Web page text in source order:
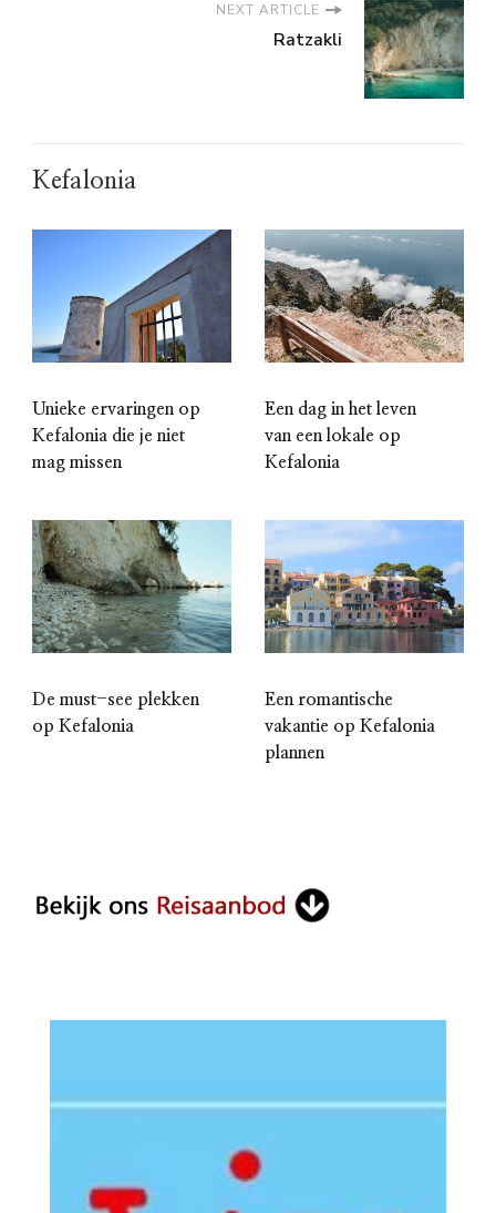
NEXT ARTICLE
Ratzakli
Kefalonia
Unieke ervaringen op
Kefalonia die je niet
mag missen
Een dag in het leven
van een lokale op
Kefalonia
De must-see plekken
op Kefalonia
Een romantische
vakantie op Kefalonia
plannen